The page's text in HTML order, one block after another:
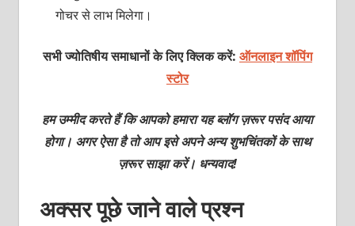
गोचर से लाभ मिलेगा।
सभी ज्योतिषीय समाधानों के लिए क्लिक करें: ऑनलाइन शॉपिंग
स्टोर
हम उम्मीद करते हैं कि आपको हमारा यह ब्लॉग ज़रूर पसंद आया
होगा। अगर ऐसा है तो आप इसे अपने अन्य शुभचिंतकों के साथ
ज़रूर साझा करें। धन्यवाद!
अक्सर पूछे जाने वाले प्रश्न